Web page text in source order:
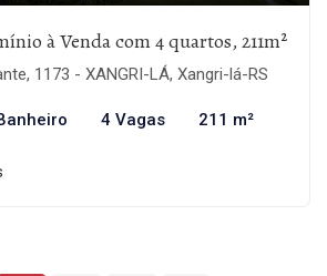
à Venda com 4 quartos, 211m²
1173 - XANGRI-LÁ, Xangri-lá-RS
4 Vagas 211 m²